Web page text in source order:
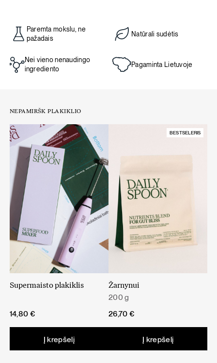
Supakuota patalpoje, kurioje galimi riešutų ir salierų
Grynasis kiekis: 100 g
Paremta mokslu, ne
pažadais
Natūrali sudėtis
Nei vieno nenaudingo
ingrediento
Pagaminta Lietuvoje
NEPAMIRŠK PLAKIKLIO
Supermaisto plakiklis
14,80 €
Į krepšelį
BESTSELERIS
Žarnynui
200 g
26,70 €
Į krepšelį